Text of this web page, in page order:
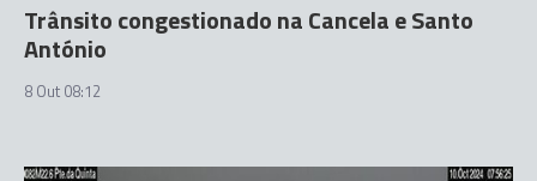
Trânsito congestionado na Cancela e Santo
António
8 Out 08:12